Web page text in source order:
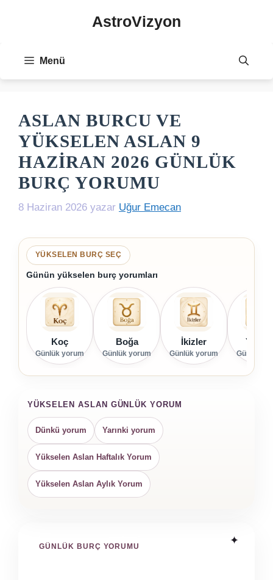
AstroVizyon
Menü
ASLAN BURCU VE
YÜKSELEN ASLAN 9
HAZIRAN 2026 GÜNLÜK
BURÇ YORUMU
8 Haziran 2026 yazar Uğur Emecan
YÜKSELEN BURÇ SEÇ
Günün yükselen burç yorumları
Koç
Günlük yorum
Boğa
Günlük yorum
İkizler
Günlük yorum Günlük
YÜKSELEN ASLAN GÜNLÜK YORUM
Dünkü yorum Yarınki yorum
Yükselen Aslan Haftalık Yorum
Yükselen Aslan Aylık Yorum
GÜNLÜK BURÇ YORUMU